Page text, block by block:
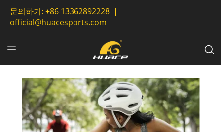
문의하기: +86 13362892228 |
official@huacesports.com